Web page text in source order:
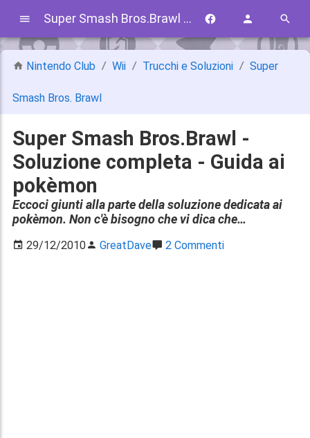
Super Smash Bros.Brawl - Soluzione completa - Guida ai pokèmon
Nintendo Club Wii Trucchi e Soluzioni Super
Smash Bros. Brawl
Super Smash Bros.Brawl -
Soluzione completa - Guida ai
pokèmon
Eccoci giunti alla parte della soluzione dedicata ai
pokèmon. Non c'è bisogno che vi dica che…
29/12/2010 GreatDave 2 Commenti